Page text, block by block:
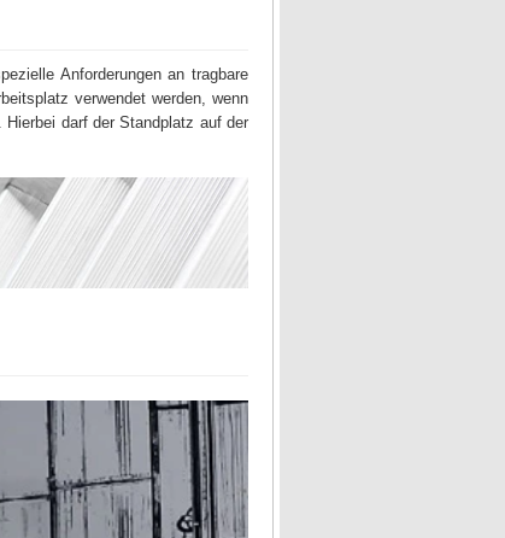
Anforderungen an tragbare
verwendet werden, wenn
darf der Standplatz auf der